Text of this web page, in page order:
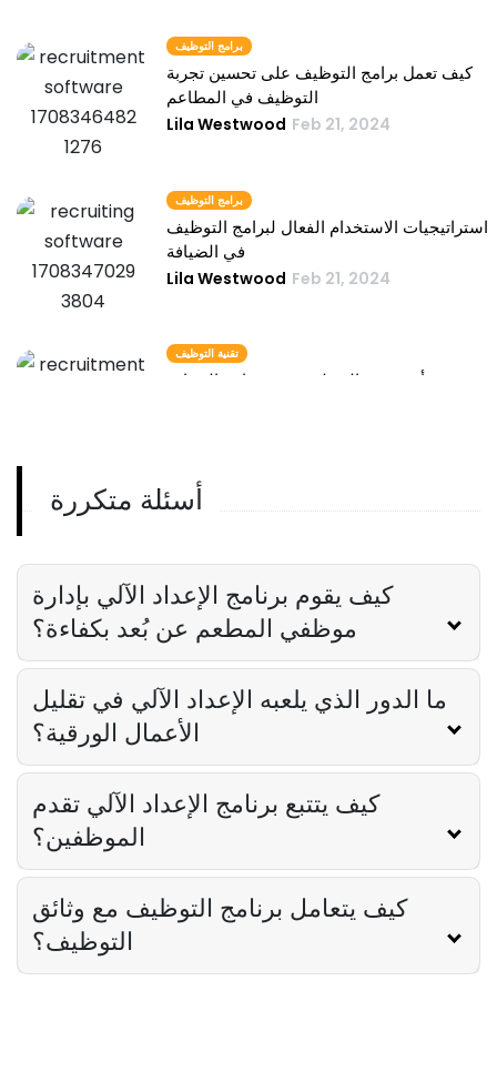
برامج التوظيف
كيف تعمل برامج التوظيف على تحسين تجربة
التوظيف في المطاعم
Lila Westwood Feb 21, 2024
برامج التوظيف
استراتيجيات الاستخدام الفعال لبرامج التوظيف
في الضيافة
Lila Westwood Feb 21, 2024
تقنية التوظيف
تأثير تقنية التوظيف في صناعة الضيافة
توظيف الموارد البشرية
المطاعم
Lila Westwood Feb 21, 2024
أسئلة متكررة
كيف يقوم برنامج الإعداد الآلي بإدارة
موظفي المطعم عن بُعد بكفاءة؟
ما الدور الذي يلعبه الإعداد الآلي في تقليل
الأعمال الورقية؟
كيف يتتبع برنامج الإعداد الآلي تقدم
الموظفين؟
كيف يتعامل برنامج التوظيف مع وثائق
التوظيف؟